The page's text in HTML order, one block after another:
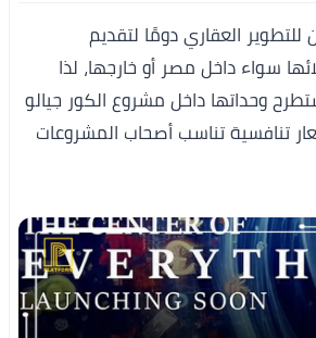
العقاري دومًا لتقديم
سواء داخل مصر أو خارجها، لذا
وحداتها داخل مشروع الكور جيالو
تنافسية تناسب أصحاب المشروعات